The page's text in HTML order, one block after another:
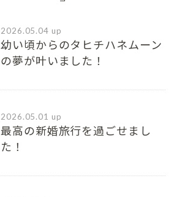
2026.05.04 up
幼い頃からのタヒチハネムーン
の夢が叶いました！
2026.05.01 up
最高の新婚旅行を過ごせまし
た！